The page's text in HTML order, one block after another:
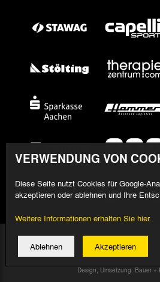
© 2026 Alemannia Aachen - Alle
Impressum/
Design, Umsetzung: Bauer +
VERWENDUNG VON
Diese Seite nutzt Cookies für Google-
akzeptieren oder ablehnen und Ihre
Weitere Informationen erhalten Sie hier.
Ablehnen Akzeptieren